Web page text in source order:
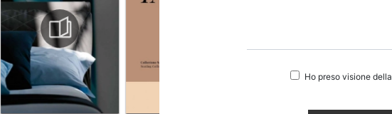
Ho preso visione della